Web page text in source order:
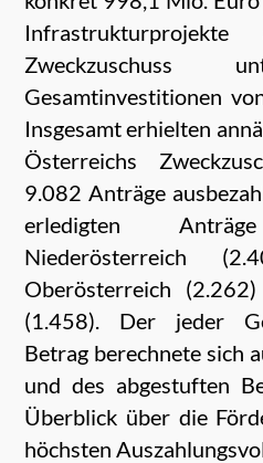
Infrastrukturprojekte
Zweckzuschuss
Gesamtinvestitionen
Insgesamt erhielten
Österreichs
9.082 Anträge
erledigten
Niederösterreich
Oberösterreich
(1.458). Der jeder
Betrag berechnete sich
und des abgestuften
Überblick über die
höchsten